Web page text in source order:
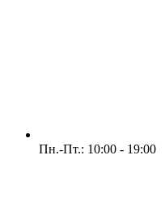
Пн.-Пт.: 10:00 - 19:00